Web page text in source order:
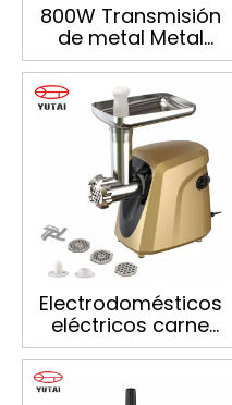
800W Transmisión
de metal Metal
cromado pesado
Comercial América
del Sur Trituradora
de hielo eléctrica
popular Batidora
Licuadora clásica
Molinillo de tarro de
vidrio de 3
velocidades
Licuadora de hierro
Electrodomésticos
eléctricos carne
carne de acero
inoxidable máquina
de acero inoxidable